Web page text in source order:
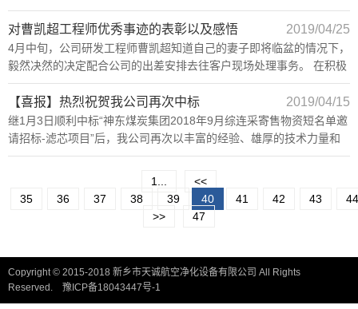
组主要对我公司管理体系的变更、策划与运行、相关方识别需求以及
风险与机遇的应对、销售管理、顾客关系管理、新产品策划与研发过
程、生
对曹凯超工程师优秀事迹的表彰以及感悟 2019/04/25
4月中旬，公司研发工程师曹凯超知道自己的妻子即将临盆的情况下，
毅然决然的决定配合公司的出差安排去往客户现场处理事务。 在积极
高效的工作之后，曹工程师虽然拼命的往回赶，一次做父亲的他没能
够亲眼看见孩子的诞生。作为总经理，在了解到这个情况以后非常的
感动。
【喜报】热烈祝贺我公司再次中标 2019/04/15
继1月3日顺利中标“神东煤炭集团2018年9月综连采寄售物资短名单邀
请招标-滤芯项目”后，我公司再次以丰富的经验、雄厚的技术力量和
良好的企业信誉，通过层层筛选、激烈角逐，于4月3日成功中标
得凝聚着全体同事的辛勤付出，得益于社会各界的信任支持，更离不
1...
<<
35
36 37 38 39 40 41 42 43
44
>>
47
Copyright © 2015-2018 新乡市天诚航空净化设备有限公司 All Rights
Reserved. 豫ICP备18043447号-1